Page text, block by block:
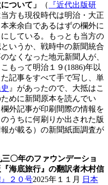
ついて」
（
『近代出版研
方も現役時代は明治・大正
来余白であるはずの欄外に
している。もっとも当方の
いうか、戦時中の新聞統合
なくなった地元新聞人が、
もって明治１９(1886)年以
記事をすべて手で写し、単
』があったので、大抵はこ
めに新聞原本を読んでい
外記事が印刷間際の情報を
うちに何刷りか出された版
が載る）の新聞紙面調査が
三〇年のファウンデーショ
海底旅行』の翻訳者木村信
』２０号2025年１１月
日本